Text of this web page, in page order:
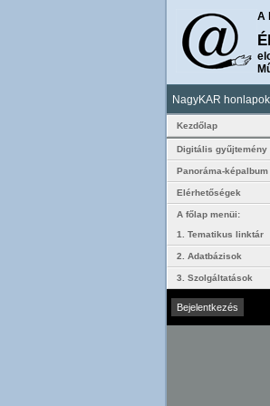
A
NagyKAR
Kezdőlap
Digitális gyűjtemény
Panoráma-képalbum
Elérhetőségek
A főlap menüi:
1. Tematikus linktár
2. Adatbázisok
3. Szolgáltatások